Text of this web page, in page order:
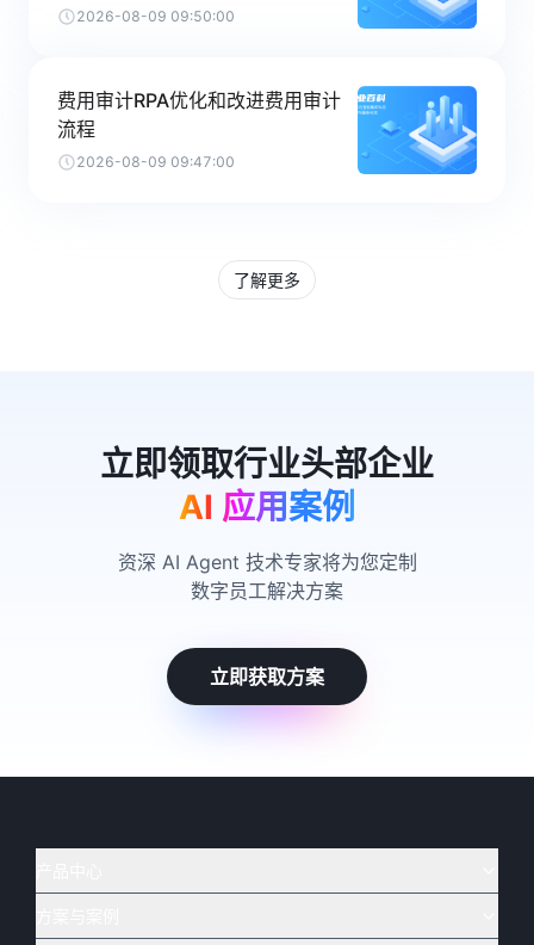
2026-08-09 09:50:00
费用审计RPA优化和改进费用审计
流程
2026-08-09 09:47:00
了解更多
AI 应用案例
资深 AI Agent 技术专家将为您定制
数字员工解决方案
立即获取方案